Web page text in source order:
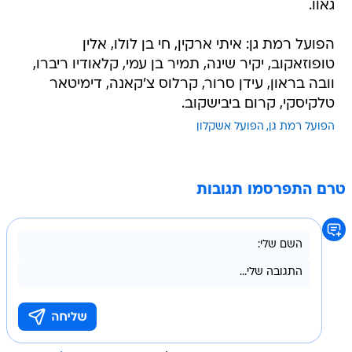
גאוו.
הפועל רמת גן: איתי ארקין, חי בן לולו, אלין
טופוזאקוב, יקיר שינה, תמיר בן עמי, קלאודיו ריברו,
וובה בראון, עידן סרור, קרלוס צ'קאנה, דימיטאר
טלקיסקי, קרום ביבישקוב.
הפועל רמת גן הפועל אשקלון
טרם התפרסמו תגובות